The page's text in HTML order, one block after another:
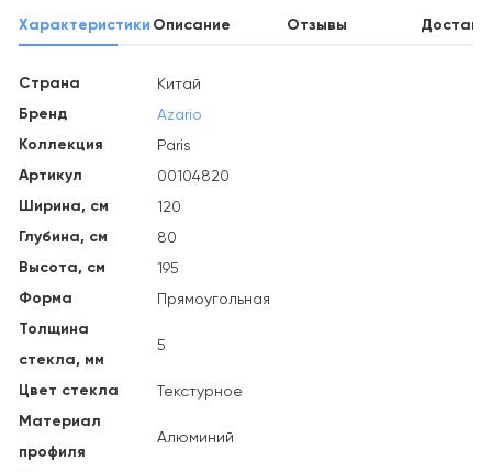
Характеристики Описание Отзывы
Страна Китай
Бренд Azario
Коллекция Paris
Артикул 00104820
Ширина, см 120
Глубина, см 80
Высота, см 195
Форма Прямоугольная
Толщина
стекла, мм
5
Цвет стекла Текстурное
Материал
профиля
Алюминий